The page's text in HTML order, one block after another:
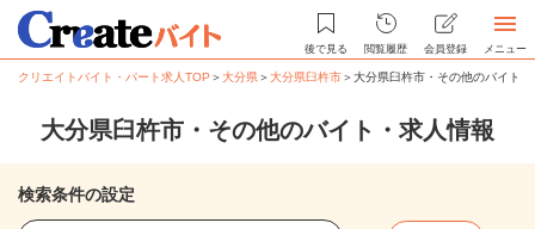
後で見る 閲覧履歴 会員登録 メニュー
クリエイトバイト・パート求人TOP ＞大分県＞大分県臼杵市＞大分県臼杵市・その他のバイト
大分県臼杵市・その他のバイト・求人情報
検索条件の設定